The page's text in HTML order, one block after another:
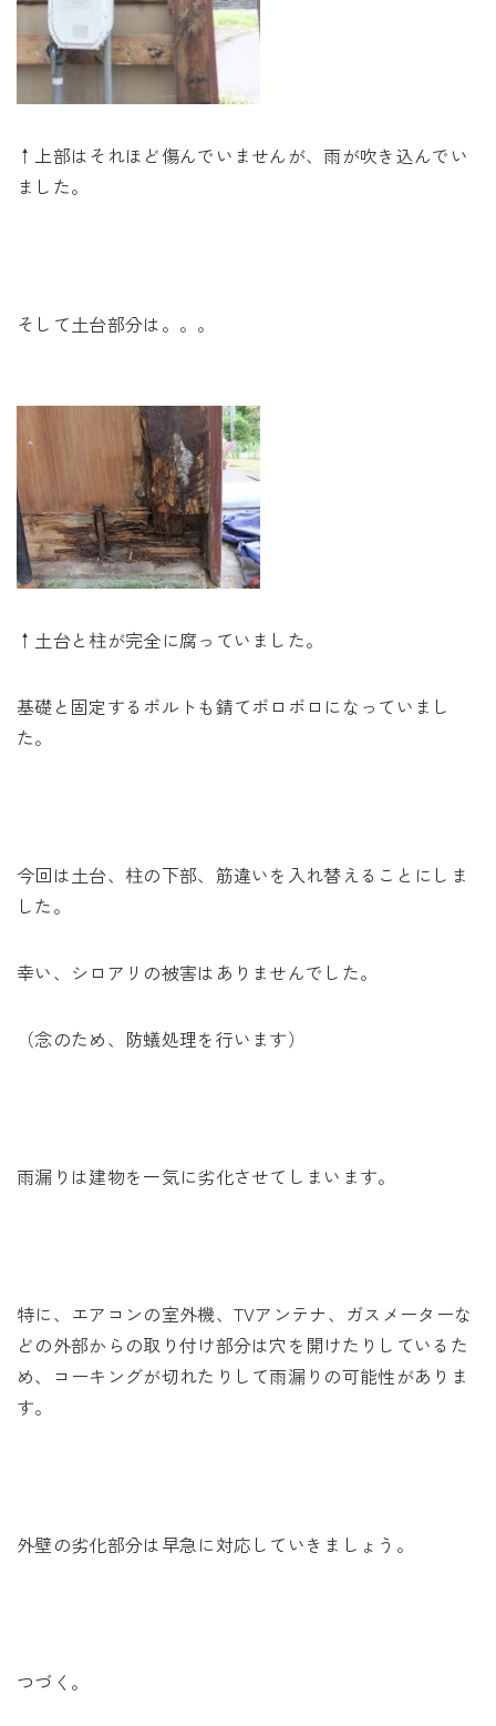
↑上部はそれほど傷んでいませんが、雨が吹き込んでい
ました。
そして土台部分は。。。
↑土台と柱が完全に腐っていました。
基礎と固定するボルトも錆てボロボロになっていまし
た。
今回は土台、柱の下部、筋違いを入れ替えることにしま
した。
幸い、シロアリの被害はありませんでした。
（念のため、防蟻処理を行います）
雨漏りは建物を一気に劣化させてしまいます。
特に、エアコンの室外機、TVアンテナ、ガスメーターな
どの外部からの取り付け部分は穴を開けたりしているた
め、コーキングが切れたりして雨漏りの可能性がありま
す。
外壁の劣化部分は早急に対応していきましょう。
つづく。